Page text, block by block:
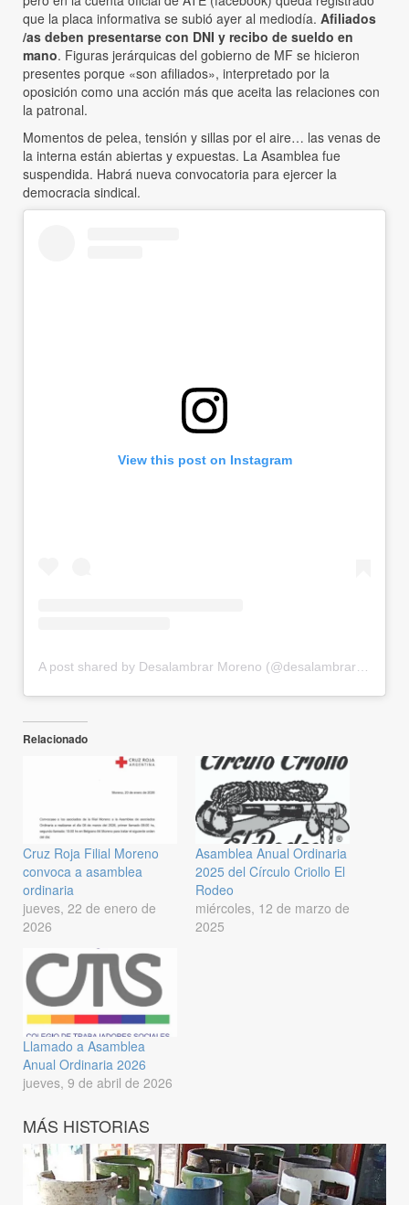
que la placa informativa se subió ayer al mediodía. Afiliados
/as deben presentarse con DNI y recibo de sueldo en
mano. Figuras jerárquicas del gobierno de MF se hicieron
presentes porque «son afiliados», interpretado por la
oposición como una acción más que aceita las relaciones con
la patronal.
Momentos de pelea, tensión y sillas por el aire… las venas de
la interna están abiertas y expuestas. La Asamblea fue
suspendida. Habrá nueva convocatoria para ejercer la
democracia sindical.
View this post on Instagram
Relacionado
Cruz Roja Filial Moreno
convoca a asamblea
ordinaria
jueves, 22 de enero de
2026
Asamblea Anual Ordinaria
2025 del Círculo Criollo El
Rodeo
miércoles, 12 de marzo de
2025
Llamado a Asamblea
Anual Ordinaria 2026
jueves, 9 de abril de 2026
MÁS HISTORIAS